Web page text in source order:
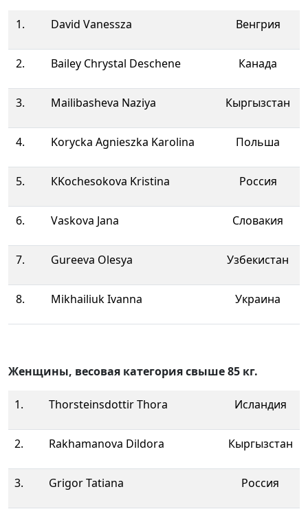
1. David Vanessza Венгрия
2. Bailey Chrystal Deschene Канада
3. Mailibasheva Naziya Кыргызстан
4. Korycka Agnieszka Karolina Польша
5. КKochesokova Kristina Россия
6. Vaskova Jana Словакия
7. Gureeva Olesya Узбекистан
8. Mikhailiuk Ivanna Украина
Женщины, весовая категория свыше 85 кг.
1. Thorsteinsdottir Thora Исландия
2. Rakhamanova Dildora Кыргызстан
3. Grigor Tatiana Россия